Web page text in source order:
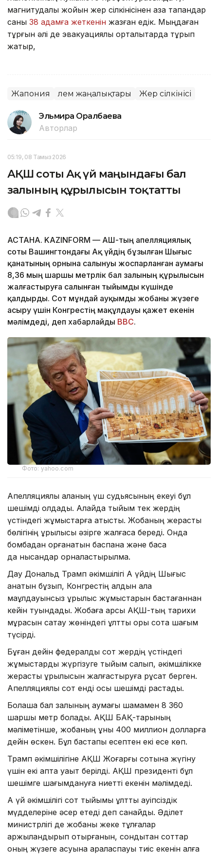
магнитудалық жойқын жер сілкінісінен қаза тапқандар
саны 38 адамға жеткенін жазған едік. Мыңдаған
тұрғын әлі де эвакуациялық орталықтарда тұрып
жатыр,
Жапония Әлем жаңалықтары Жер сілкінісі
Эльмира Оралбаева
Авторлар
05:19, 08 Тамыз 2026
АҚШ соты Ақ үй маңындағы бал
залының құрылысын тоқтатты
АСТАНА. KAZINFORM — АҚШ-тың апелляциялық
соты Вашингтондағы Ақ үйдің бұзылған Шығыс
қанатының орнына салынуы жоспарланған аумағы
8,36 мың шаршы метрлік бал залының құрылысын
жалғастыруға салынған тыйымды күшінде
қалдырды. Сот мұндай ауқымды жобаны жүзеге
асыру үшін Конгрестің мақұлдауы қажет екенін
мәлімдеді, деп хабарлайды BBC.
Фото: yahoo.com
Апелляциялық алқаның үш судьясының екеуі бұл
шешімді қолдады. Алайда тыйым тек жердің
үстіндегі жұмыстарға қатысты. Жобаның жерасты
бөлігінің құрылысы әзірге жалғаса береді. Онда
бомбадан қорғанатын баспана және басқа
да нысандар орналастырылмақ.
Дау Дональд Трамп әкімшілігі Ақ үйдің Шығыс
қанатын бұзып, Конгрестің алдын ала
мақұлдауынсыз құрылыс жұмыстарын бастағаннан
кейін туындады. Жобаға қарсы АҚШ-тың тарихи
мұрасын сақтау жөніндегі ұлттық қоры сотқа шағым
түсірді.
Бұған дейін федералдық сот жердің үстіндегі
жұмыстарды жүргізуге тыйым салып, әкімшілікке
жерасты құрылысын жалғастыруға рұқсат берген.
Апелляциялық сот енді осы шешімді растады.
Болашақ бал залының аумағы шамамен 8 360
шаршы метр болады. АҚШ БАҚ-тарының
мәліметінше, жобаның құны 400 миллион долларға
дейін өскен. Бұл бастапқы есептен екі есе көп.
Трамп әкімшілігіне АҚШ Жоғарғы сотына жүгіну
үшін екі апта уақыт берілді. АҚШ президенті бұл
шешімге шағымдануға ниетті екенін мәлімдеді.
Ақ үй әкімшілігі сот тыйымы ұлттық қауіпсіздік
мүдделеріне әсер етеді деп санайды. Әділет
министрлігі де жобаны жеке тұлғалар
қаржыландырып отырғанын, сондықтан соттар
оның жүзеге асуына араласпауы тиіс екенін алға